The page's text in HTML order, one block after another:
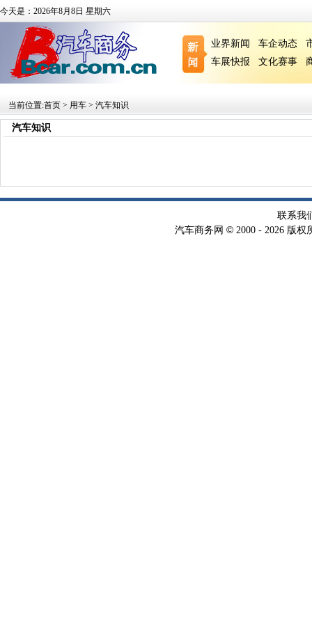
今天是：2026年8月8日 星期六
业界新闻 车企动态
车展快报
文化赛事
当前位置:首页 > 用车 > 汽车知识
汽车知识
联系我
汽车商务网 © 2000 - 2026 版权